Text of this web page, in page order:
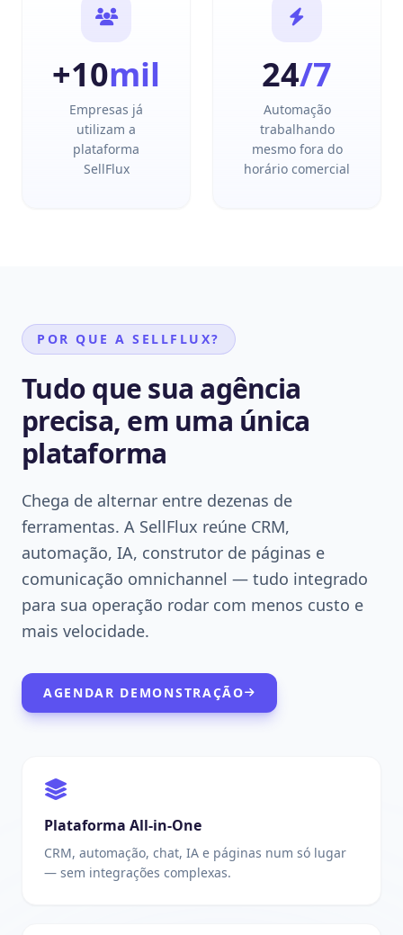
+10mil
Empresas já
utilizam a
plataforma
SellFlux
24/7
Automação
trabalhando
mesmo fora do
horário comercial
POR QUE A SELLFLUX?
Tudo que sua agência
precisa, em uma única
plataforma
Chega de alternar entre dezenas de
ferramentas. A SellFlux reúne CRM,
automação, IA, construtor de páginas e
comunicação omnichannel — tudo integrado
para sua operação rodar com menos custo e
mais velocidade.
AGENDAR DEMONSTRAÇÃO
Plataforma All-in-One
CRM, automação, chat, IA e páginas num só lugar
— sem integrações complexas.